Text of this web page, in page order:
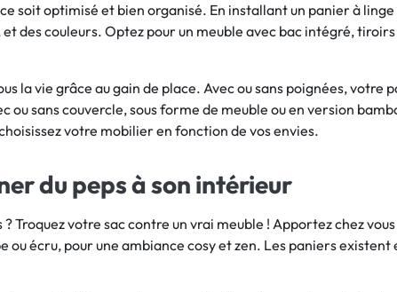
soit optimisé et bien organisé. En installant un panier à
des couleurs. Optez pour un meuble avec bac intégré,
la vie grâce au gain de place. Avec ou sans poignées,
sans couvercle, sous forme de meuble ou en version
votre mobilier en fonction de vos envies.
du peps à son intérieur
Troquez votre sac contre un vrai meuble ! Apportez chez
ou écru, pour une ambiance cosy et zen. Les paniers